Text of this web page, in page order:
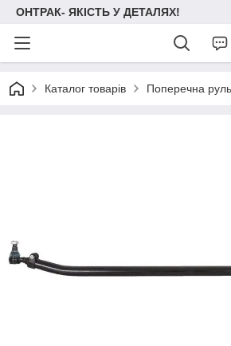
ОНТРАК- ЯКІСТЬ У ДЕТАЛЯХ!
Каталог товарів Поперечна